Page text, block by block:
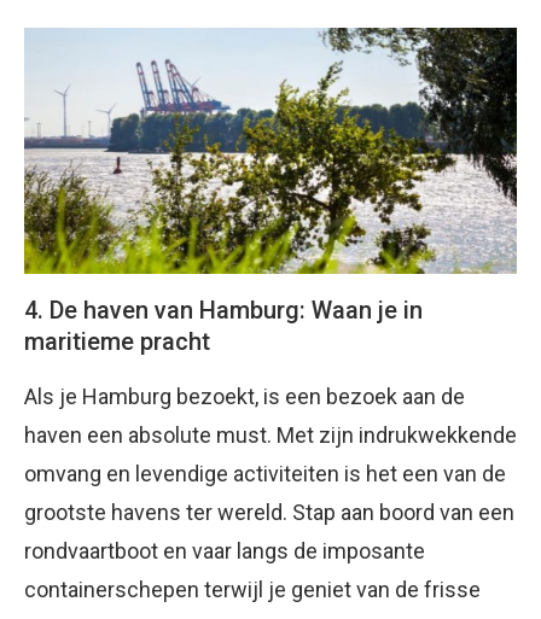
4. De haven van Hamburg: Waan je in
maritieme pracht
Als je Hamburg bezoekt, is een bezoek aan de
haven een absolute must. Met zijn indrukwekkende
omvang en levendige activiteiten is het een van de
grootste havens ter wereld. Stap aan boord van een
rondvaartboot en vaar langs de imposante
containerschepen terwijl je geniet van de frisse